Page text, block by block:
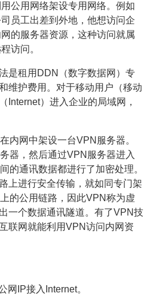
公用网络架设专用网络。例如
员工出差到外地，他想访问企
的服务器资源，这种访问就属
访问。
是租用DDN（数字数据网）专
维护费用。对于移动用户（移动
Internet）进入企业的局域网，
内网中架设一台VPN服务器。
器，然后通过VPN服务器进入
的通讯数据都进行了加密处理。
上进行安全传输，就如同专门架
的公用链路，因此VPN称为虚
一个数据通讯隧道。有了VPN技
联网就能利用VPN访问内网资
网IP接入Internet。